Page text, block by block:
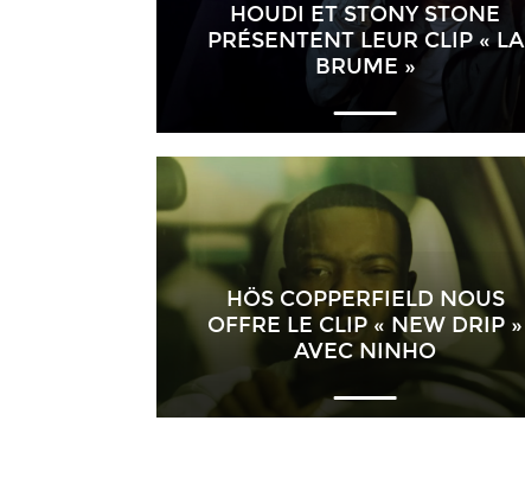
HOUDI ET STONY STONE
PRÉSENTENT LEUR CLIP « LA
BRUME »
HÖS COPPERFIELD NOUS
OFFRE LE CLIP « NEW DRIP »
AVEC NINHO